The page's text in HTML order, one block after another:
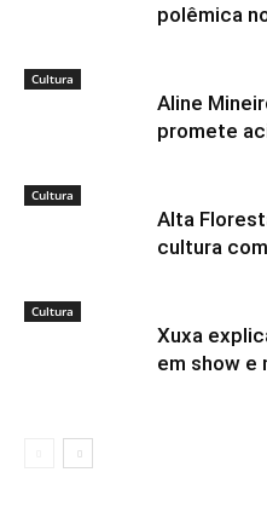
polêmica
Cultura
Aline
promete
Cultura
Alta
cultura
Cultura
Xuxa
em show e